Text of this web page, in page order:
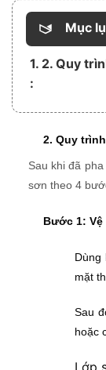
Mục
1. 2. Quy
:
2. Quy
Sau khi đã
sơn theo 4
Bước 1:
Dùng
mặt
Sau
hoặc